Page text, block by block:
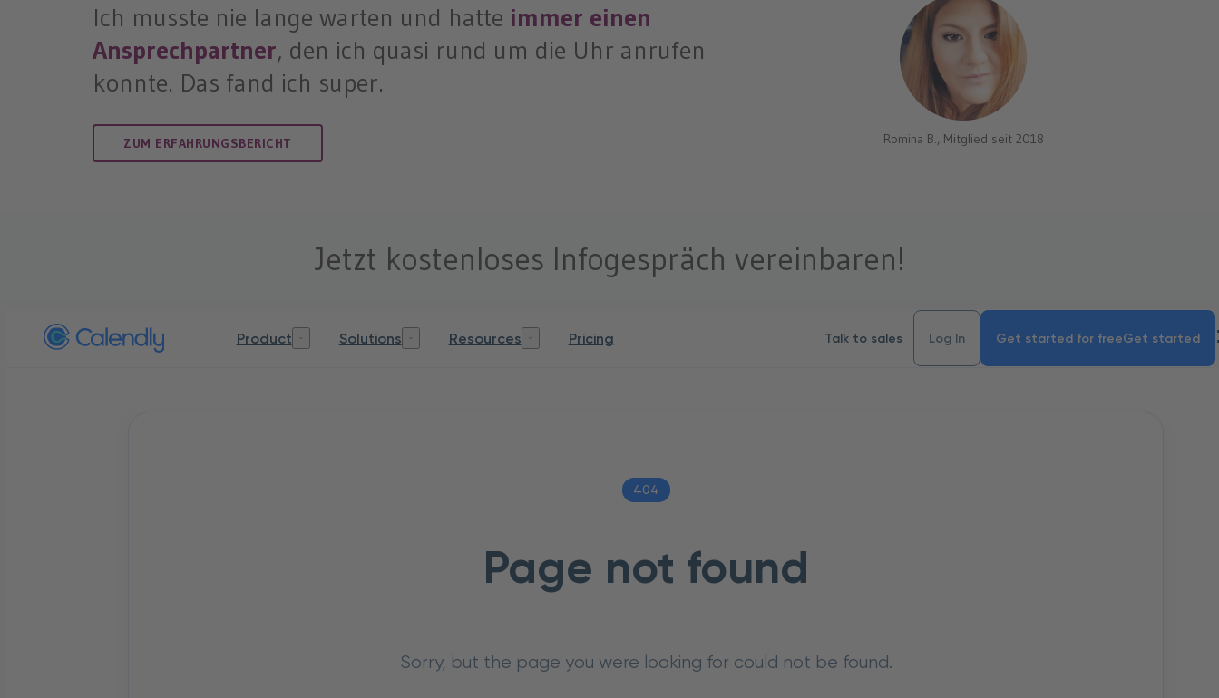
Ich musste nie lange warten und hatte immer einen
Ansprechpartner, den ich quasi rund um die Uhr anrufen
konnte. Das fand ich super.
ZUM ERFAHRUNGSBERICHT Romina B., Mitglied seit 2018
Jetzt kostenloses Infogespräch vereinbaren!